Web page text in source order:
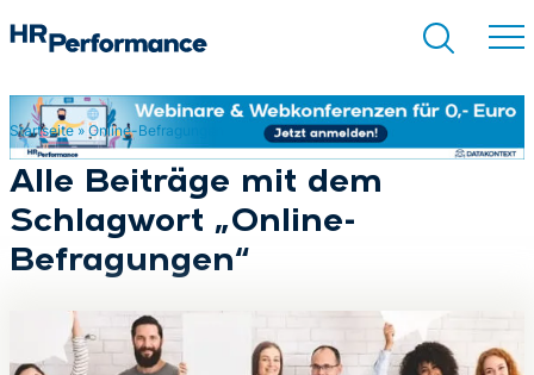
Suchen
Startseite» Online-Befragungen
Alle Beiträge mit dem
Schlagwort „Online-
Befragungen“